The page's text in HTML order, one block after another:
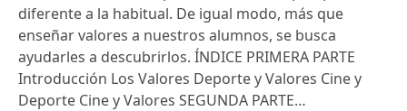
diferente a la habitual. De igual modo, más que
enseñar valores a nuestros alumnos, se busca
ayudarles a descubrirlos. ÍNDICE PRIMERA PARTE
Introducción Los Valores Deporte y Valores Cine y
Deporte Cine y Valores SEGUNDA PARTE…